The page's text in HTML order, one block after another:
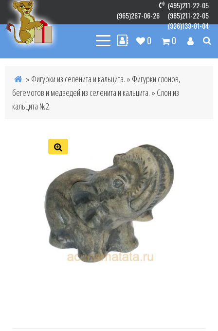
(495)211-22-05
(965)267-06-26
(985)211-22-05
(926)139-01-04
0 0
» Фигурки из селенита и кальцита. » Фигурки слонов,
бегемотов и медведей из селенита и кальцита. » Слон из
кальцита №2.